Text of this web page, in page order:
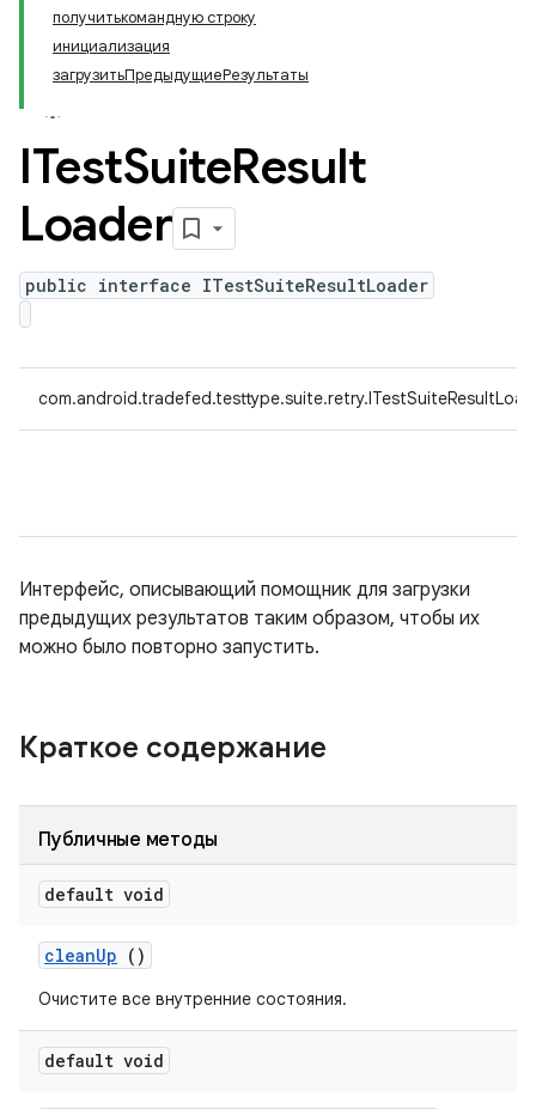
получитькомандную строку
инициализация
загрузитьПредыдущиеРезультаты
ITestSuiteResult
Loader
public interface ITestSuiteResultLoader
Интерфейс, описывающий помощник для загрузки
предыдущих результатов таким образом, чтобы их
можно было повторно запустить.
Краткое содержание
Публичные методы
default void
cleanUp ()
Очистите все внутренние состояния.
default void